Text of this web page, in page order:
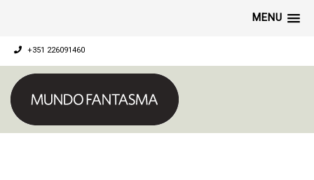
MENU
+351 226091460